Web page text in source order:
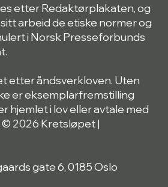
etter Redaktørplakaten, og
arbeid de etiske normer og
i Norsk Presseforbunds
etter åndsverkloven. Uten
er eksemplarfremstilling
hjemlet i lov eller avtale med
2026 Kretsløpet |
gate 6, 0185 Oslo